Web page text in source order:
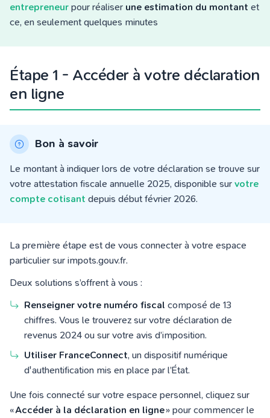
entrepreneur pour réaliser une estimation du montant et
ce, en seulement quelques minutes
Étape 1 - Accéder à votre déclaration
en ligne
Bon à savoir
Le montant à indiquer lors de votre déclaration se trouve sur
votre attestation fiscale annuelle 2025, disponible sur votre
compte cotisant depuis début février 2026.
La première étape est de vous connecter à votre espace
particulier sur impots.gouv.fr.
Deux solutions s’offrent à vous :
Renseigner votre numéro fiscal composé de 13
chiffres. Vous le trouverez sur votre déclaration de
revenus 2024 ou sur votre avis d’imposition.
Utiliser FranceConnect, un dispositif numérique
d'authentification mis en place par l’État.
Une fois connecté sur votre espace personnel, cliquez sur
«Accéder à la déclaration en ligne» pour commencer le